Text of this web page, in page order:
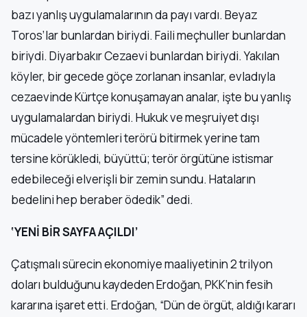
bazı yanlış uygulamalarının da payı vardı. Beyaz
Toros’lar bunlardan biriydi. Faili meçhuller bunlardan
biriydi. Diyarbakır Cezaevi bunlardan biriydi. Yakılan
köyler, bir gecede göçe zorlanan insanlar, evladıyla
cezaevinde Kürtçe konuşamayan analar, işte bu yanlış
uygulamalardan biriydi. Hukuk ve meşruiyet dışı
mücadele yöntemleri terörü bitirmek yerine tam
tersine körükledi, büyüttü; terör örgütüne istismar
edebileceği elverişli bir zemin sundu. Hataların
bedelini hep beraber ödedik” dedi.
‘YENİ BİR SAYFA AÇILDI’
Çatışmalı sürecin ekonomiye maaliyetinin 2 trilyon
doları bulduğunu kaydeden Erdoğan, PKK’nin fesih
kararına işaret etti. Erdoğan, “Dün de örgüt, aldığı kararı